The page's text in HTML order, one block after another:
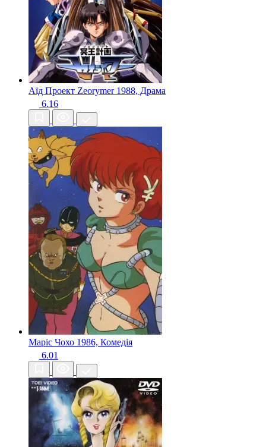
Аїд Проект Zeorymer 1988, Драма
6.16
Маріс Чохо 1986, Комедія
6.01